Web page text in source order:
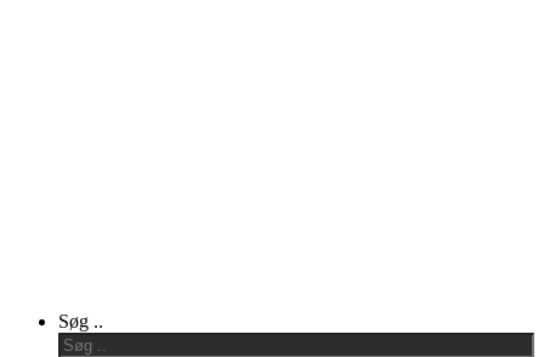
Menu
Søg ..